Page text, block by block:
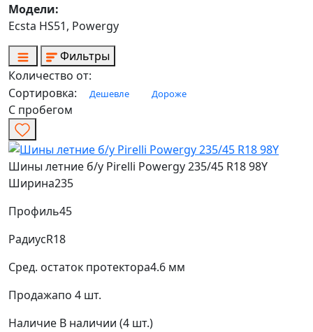
Модели:
Ecsta HS51, Powergy
Фильтры
Количество от:
Сортировка:
Дешевле Дороже
С пробегом
Шины летние б/у Pirelli Powergy 235/45 R18 98Y
Ширина235
Профиль45
РадиусR18
Сред. остаток протектора4.6 мм
Продажапо 4 шт.
Наличие В наличии (4 шт.)